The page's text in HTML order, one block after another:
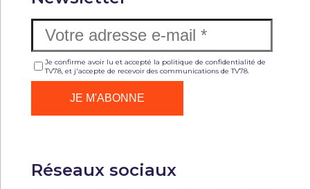
Je confirme avoir lu et accepté la politique de confidentialité de
TV78, et j'accepte de recevoir des communications de TV78.
Réseaux sociaux